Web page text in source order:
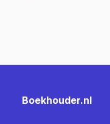
Boekhouder.nl